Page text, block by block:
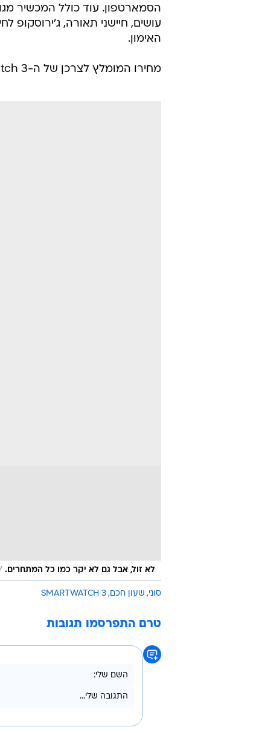
הסמארטפון. עוד כולל המכשיר
האימון.
מחירו המומלץ לצרכן של ה-SmartWatch 3 עומד על 1,350 שקלים והוא מוצע בצבע שחור.
לא זול, אבל גם לא יקר כמו כל המתחרים.
סוני שעון חכם SMARTWATCH 3
טרם התפרסמו תגובות